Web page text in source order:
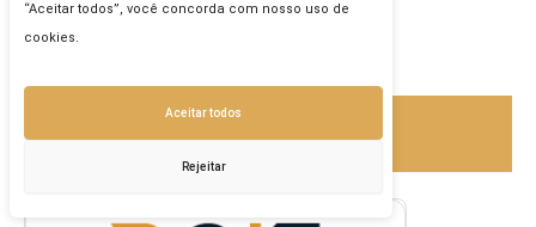
“Aceitar todos”, você concorda com nosso uso de
cookies.
Aceitar todos
Rejeitar
Apoiadores